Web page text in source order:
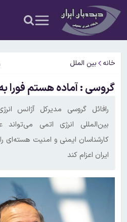
خانه بین الملل
گروسی : آماده هستم فورا
رافائل گروسی مدیرکل آژانس
بین‌المللی انرژی اتمی می‌تواند
کارشناسان ایمنی و امنیت هسته‌ای
ایران اعزام کند